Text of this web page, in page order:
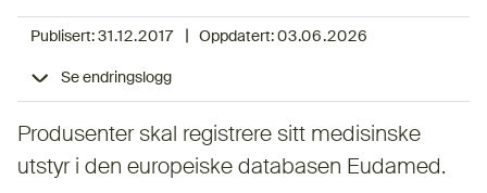
Publisert: 31.12.2017 Oppdatert:03.06.2026
Se endringslogg
Produsenter skal registrere sitt medisinske
utstyr i den europeiske databasen Eudamed.